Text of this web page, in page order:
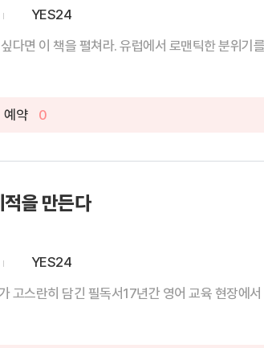
YES24
다면 이 책을 펼쳐라. 유럽에서 로맨틱한 분위기
예약 0
을 만든다
YES24
고스란히 담긴 필독서17년간 영어 교육 현장에